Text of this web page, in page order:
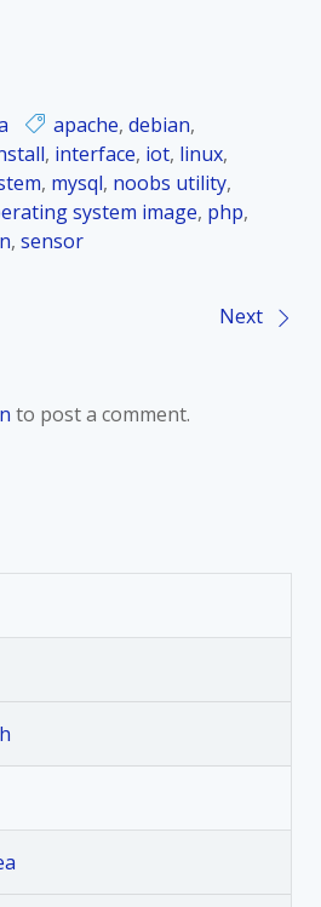
apache, debian,
, interface, iot, linux,
, mysql, noobs utility,
system image, php,
, sensor
Next
to post a comment.